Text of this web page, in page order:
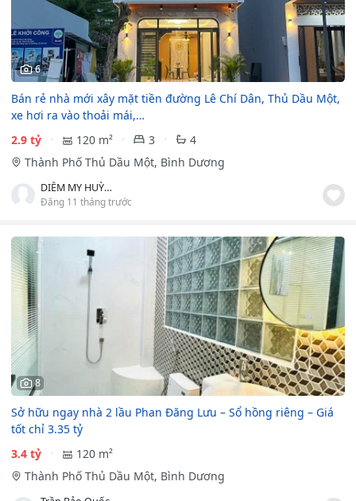
6
Bán rẻ nhà mới xây mặt tiền đường Lê Chí Dân, Thủ Dầu Một,
xe hơi ra vào thoải mái,…
2.9 tỷ
120 m² 3
4
Thành Phố Thủ Dầu Một, Bình Dương
DIỄM MY HUỲNH
Đăng 11 tháng trước
8
Sở hữu ngay nhà 2 lầu Phan Đăng Lưu – Sổ hồng riêng – Giá
tốt chỉ 3.35 tỷ
3.4 tỷ
120 m²
Thành Phố Thủ Dầu Một, Bình Dương